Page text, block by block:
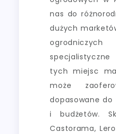
nas do
dużych
specjalistyczne
tych miejsc
może
dopasowane
i budżetów.
Castorama,